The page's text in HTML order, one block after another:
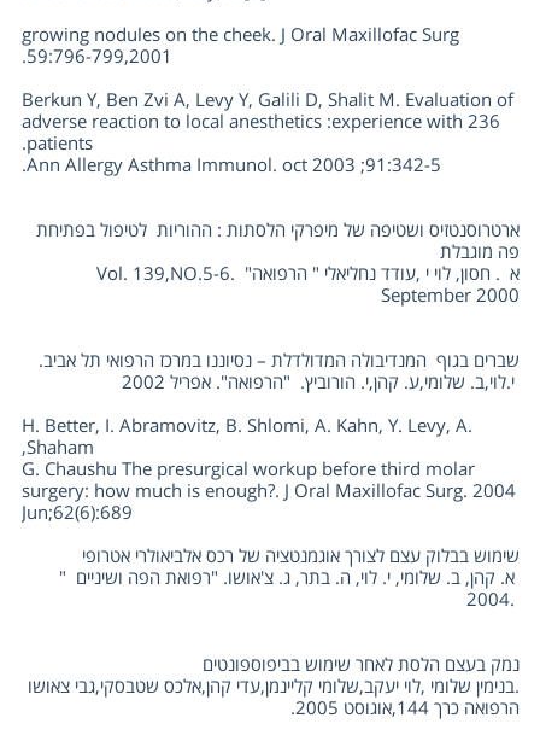
growing nodules on the cheek. J Oral Maxillofac Surg
59:796-799,2001.
Berkun Y, Ben Zvi A, Levy Y, Galili D, Shalit M. Evaluation of
adverse reaction to local anesthetics :experience with 236
patients.
Ann Allergy Asthma Immunol. oct 2003 ;91:342-5.
ארטרוסנטזיס ושטיפה של מיפרקי הלסתות : ההוריות לטיפול בפתיחת
פה מוגבלת
א . חסון, לוי י ,עודד נחליאלי " הרפואה" .Vol. 139,NO.5-6
September 2000
שברים בגוף המנדיבולה המדולדלת – נסיוננו במרכז הרפואי תל אביב.
י.לוי,ב. שלומי,ע. קהן,י. הורוביץ. "הרפואה". אפריל 2002
H. Better, I. Abramovitz, B. Shlomi, A. Kahn, Y. Levy, A.
Shaham,
G. Chaushu The presurgical workup before third molar
surgery: how much is enough?. J Oral Maxillofac Surg. 2004
Jun;62(6):689
שימוש בבלוק עצם לצורך אוגמנטציה של רכס אלביאולרי אטרופי
א. קהן, ב. שלומי, י. לוי, ה. בתר, ג. צ'אושו. "רפואת הפה ושיניים "
.2004
נמק בעצם הלסת לאחר שימוש בביפוספונטים
.בנימין שלומי ,לוי יעקב,שלומי קליינמן,עדי קהן,אלכס שטבסקי,גבי צאושו
הרפואה כרך 144,אוגוסט 2005.